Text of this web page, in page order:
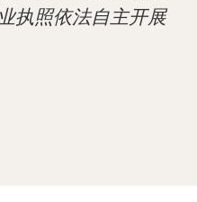
执照依法自主开展